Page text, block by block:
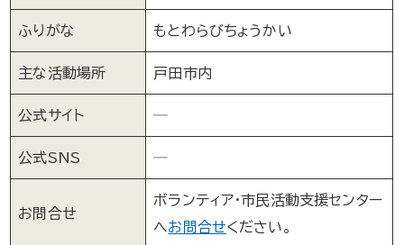
ふりがな もとわらびちょうかい
主な活動場所 戸田市内
公式サイト ─
公式SNS ─
お問合せ
ボランティア・市民活動支援センター
へお問合せください。